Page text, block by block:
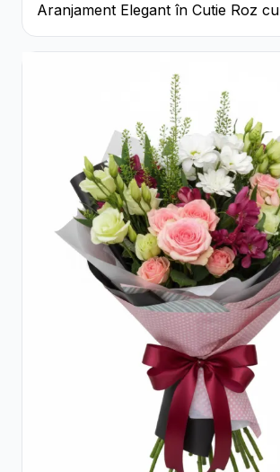
Aranjament Elegant în Cutie Roz cu
Trandafiri și Gerbera